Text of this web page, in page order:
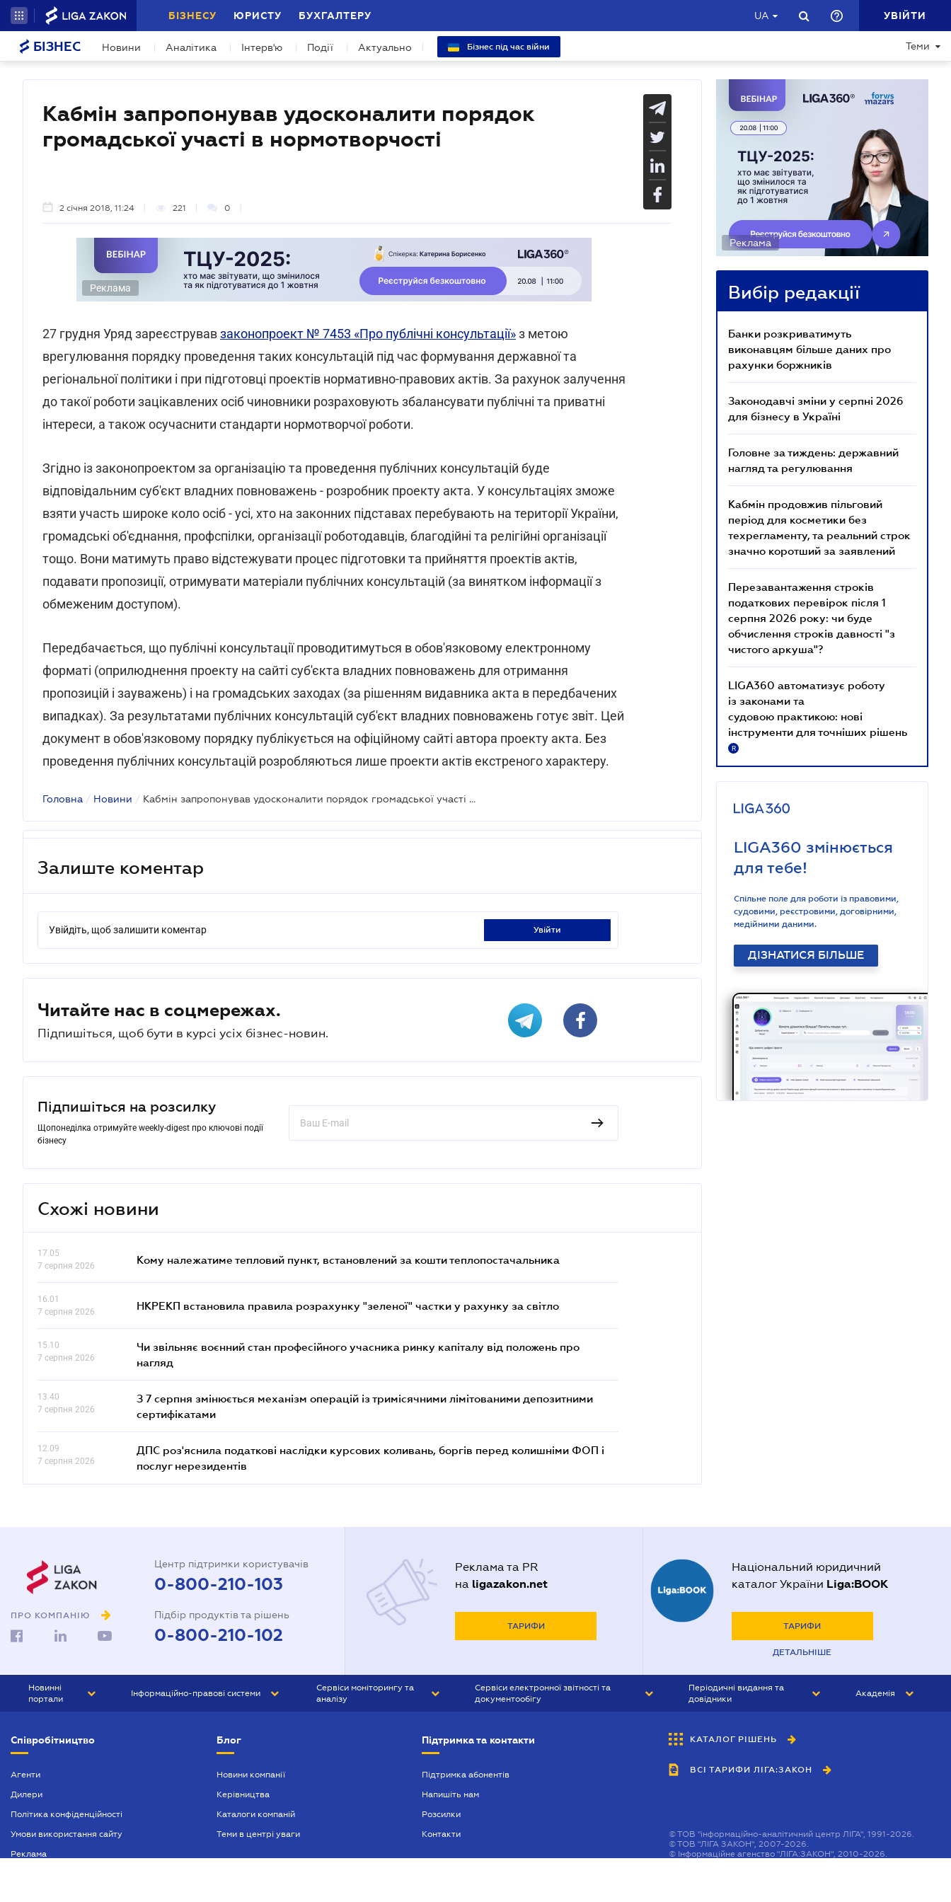
БІЗНЕСУ ЮРИСТУ БУХГАЛТЕРУ UA УВІЙТИ
БІЗНЕС Новини Аналітика Інтерв'ю Події Актуально Бізнес під час війни Теми
Кабмін запропонував удосконалити порядок
громадської участі в нормотворчості
2 січня 2018, 11:24 221 0
Реклама
27 грудня Уряд зареєструвавзаконопроект № 7453 «Про публічні консультації»з метою
врегулювання порядку проведення таких консультацій під час формування державної та
регіональної політики і при підготовці проектів нормативно-правових актів. За рахунок залучення
до такої роботи зацікавлених осіб чиновники розраховують збалансувати публічні та приватні
інтереси, а також осучаснити стандарти нормотворчої роботи.
Згідно із законопроектом за організацію та проведення публічних консультацій буде
відповідальним суб'єкт владних повноважень - розробник проекту акта. У консультаціях зможе
взяти участь широке коло осіб - усі, хто на законних підставах перебувають на території України,
громадські об'єднання, профспілки, організації роботодавців, благодійні та релігійні організації
тощо. Вони матимуть право відстежувати процес підготовки та прийняття проектів актів,
подавати пропозиції, отримувати матеріали публічних консультацій (за винятком інформації з
обмеженим доступом).
Передбачається, що публічні консультації проводитимуться в обов'язковому електронному
форматі (оприлюднення проекту на сайті суб'єкта владних повноважень для отримання
пропозицій і зауважень) і на громадських заходах (за рішенням видавника акта в передбачених
випадках). За результатами публічних консультацій суб'єкт владних повноважень готує звіт. Цей
документ в обов'язковому порядку публікується на офіційному сайті автора проекту акта. Без
проведення публічних консультацій розробляються лише проекти актів екстреного характеру.
Головна / Новини / Кабмін запропонував удосконалити порядок громадської участі в нормотворчості
Залиште коментар
Увійдіть, щоб залишити коментар увійти
Читайте нас в соцмережах.
Підпишіться, щоб бути в курсі усіх бізнес-новин.
Підпишіться на розсилку
Щопонеділка отримуйте weekly-digest про ключові події
бізнесу
Схожі новини
17.05
7 серпня 2026
Кому належатиме тепловий пункт, встановлений за кошти теплопостачальника
16.01
7 серпня 2026
НКРЕКП встановила правила розрахунку "зеленої" частки у рахунку за світло
15.10
7 серпня 2026
Чи звільняє воєнний стан професійного учасника ринку капіталу від положень про
нагляд
13.40
7 серпня 2026
З 7 серпня змінюється механізм операцій із тримісячними лімітованими депозитними
сертифікатами
12.09
7 серпня 2026
ДПС роз'яснила податкові наслідки курсових коливань, боргів перед колишніми ФОП і
послуг нерезидентів
Реклама
Вибір редакції
Банки розкриватимуть
виконавцям більше даних про
рахунки боржників
Законодавчі зміни у серпні 2026
для бізнесу в Україні
Головне за тиждень: державний
нагляд та регулювання
Кабмін продовжив пільговий
період для косметики без
техрегламенту, та реальний строк
значно коротший за заявлений
Перезавантаження строків
податкових перевірок після 1
серпня 2026 року: чи буде
обчислення строків давності "з
чистого аркуша"?
LIGA360 автоматизує роботу
із законами та
судовою практикою: нові
інструменти для точніших рішень
R
LIGA360 змінюється
для тебе!
Спільне поле для роботи із правовими,
судовими, реєстровими, договірними,
медійними даними.
ДІЗНАТИСЯ БІЛЬШЕ
ПРО КОМПАНІЮ
Центр підтримки користувачів
0-800-210-103
Підбір продуктів та рішень
0-800-210-102
Реклама та PR
на ligazakon.net
ТАРИФИ
Національний юридичний
каталог України Liga:BOOK
ТАРИФИ
ДЕТАЛЬНІШЕ
Новинні
портали
БІЗНЕС
Інформаційно-правові системи
БУХГАЛТЕР ПРОФ
Сервіси моніторингу та
аналізу
Сервіси електронної звітності та
документообігу
Періодичні видання та
довідники
БУХГАЛТЕР&ЗАКОН
ВІСНИК МСФЗ
Академія
Співробітництво
Агенти
Дилери
Політика конфіденційності
Умови використання сайту
Реклама
Блог
Новини компанії
Керівництва
Каталоги компаній
Теми в центрі уваги
Підтримка та контакти
Підтримка абонентів
Напишіть нам
Розсилки
Контакти
КАТАЛОГ РІШЕНЬ
ВСІ ТАРИФИ ЛІГА:ЗАКОН
©ТОВ "інформаційно-аналітичний центр ЛІГА", 1991-2026.
©ТОВ "ЛІГА ЗАКОН", 2007-2026.
© Інформаційне агенство "ЛІГА:ЗАКОН", 2010-2026.